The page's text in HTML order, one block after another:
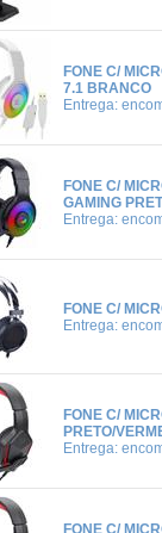
FONE C/
7.1 BRANCO
Entrega:
FONE C/
GAMING
Entrega:
FONE C/
Entrega:
FONE C/
PRETO/
Entrega:
FONE C/